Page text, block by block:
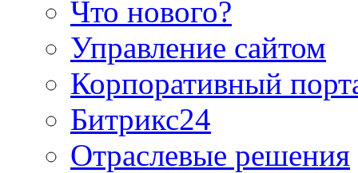
Что нового?
Управление сайтом
Корпоративный
Битрикс24
Отраслевые решения